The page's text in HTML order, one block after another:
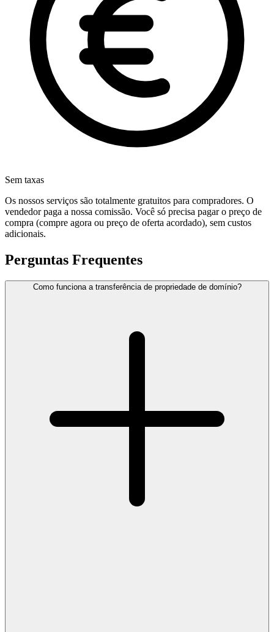
Sem taxas
Os nossos serviços são totalmente gratuitos para compradores. O
vendedor paga a nossa comissão. Você só precisa pagar o preço de
compra (compre agora ou preço de oferta acordado), sem custos
adicionais.
Perguntas Frequentes
Como funciona a transferência de propriedade de domínio?